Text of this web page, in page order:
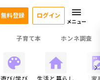
子育て本 ホンネ調査
無料登録 ログイン
メニュー